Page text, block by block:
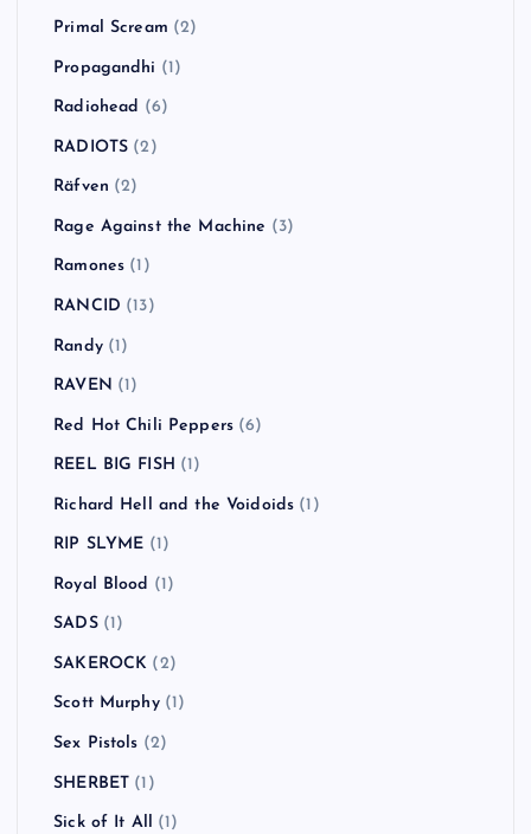
Primal Scream (2)
Propagandhi (1)
Radiohead (6)
RADIOTS (2)
Räfven (2)
Rage Against the Machine (3)
Ramones (1)
RANCID (13)
Randy(1)
RAVEN (1)
Red Hot Chili Peppers (6)
REEL BIG FISH (1)
Richard Hell and the Voidoids (1)
RIP SLYME (1)
Royal Blood (1)
SADS(1)
SAKEROCK (2)
Scott Murphy(1)
Sex Pistols (2)
SHERBET (1)
Sick of It All (1)